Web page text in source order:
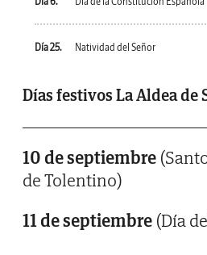
Día 25. Natividad del Señor
Días festivos La Aldea de
10 de septiembre
de Tolentino)
11 de septiembre (Día